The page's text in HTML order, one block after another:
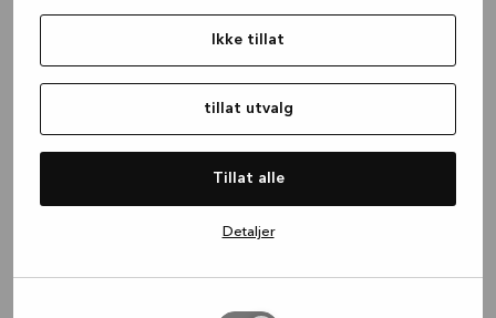
Ikke tillat
tillat utvalg
Tillat alle
Detaljer
(see the browser console for more
information).